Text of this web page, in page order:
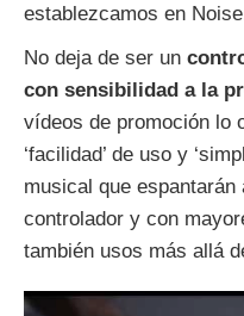
establezcamos en
No deja de ser un
con sensibilidad a la
vídeos de promoción lo
‘facilidad’ de uso y
musical que
controlador y con
también usos más allá